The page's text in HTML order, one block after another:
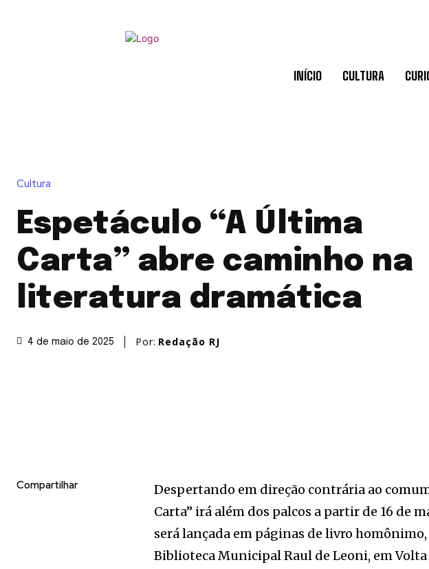
INÍCIO CULTURA
Cultura
Espetáculo “A Última
Carta” abre caminho na
literatura dramática
4 de maio de 2025 Por: Redação RJ
Compartilhar
Despertando em direção contrária ao
Carta” irá além dos palcos a partir de 16 de
será lançada em páginas de livro
Biblioteca Municipal Raul de Leoni, em Volta